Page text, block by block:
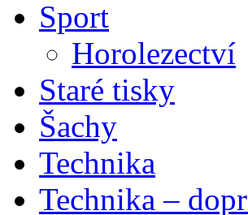
Sport
Horolezectví
Staré tisky
Šachy
Technika
Technika –